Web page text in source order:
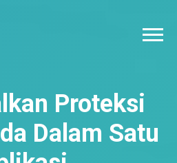
Proteksi
Dalam Satu